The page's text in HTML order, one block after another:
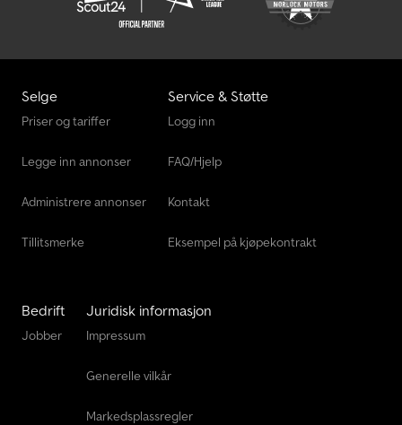
Jlg 2032Es
Jlg 660Sj
Jlg E450Aj
Selge
Priser og tariffer
Legge inn annonser
Administrere annonser
Tillitsmerke
Service & Støtte
Logg inn
FAQ/Hjelp
Kontakt
Eksempel på kjøpekontrakt
Bedrift
Jobber
Juridisk informasjon
Impressum
Generelle vilkår
Markedsplassregler